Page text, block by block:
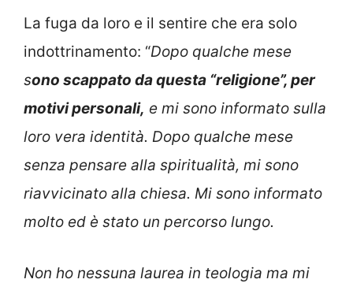
La fuga da loro e il sentire che era solo
indottrinamento: “Dopo qualche mese
sono scappato da questa “religione”, per
motivi personali, e mi sono informato sulla
loro vera identità. Dopo qualche mese
senza pensare alla spiritualità, mi sono
riavvicinato alla chiesa. Mi sono informato
molto ed è stato un percorso lungo.
Non ho nessuna laurea in teologia ma mi